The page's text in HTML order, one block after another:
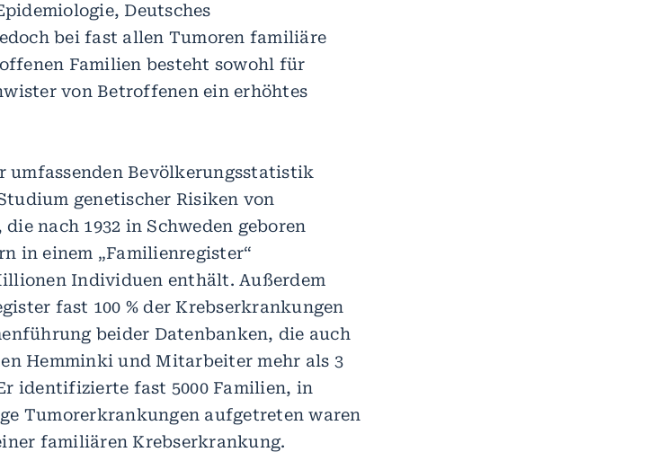
Deutsches
bei fast allen Tumoren familiäre
Familien besteht sowohl für
von Betroffenen ein erhöhtes
umfassenden Bevölkerungsstatistik
genetischer Risiken von
nach 1932 in Schweden geboren
in einem „Familienregister“
Individuen enthält. Außerdem
fast 100 % der Krebserkrankungen
beider Datenbanken, die auch
Hemminki und Mitarbeiter mehr als 3
identifizierte fast 5000 Familien, in
Tumorerkrankungen aufgetreten waren
familiären Krebserkrankung.